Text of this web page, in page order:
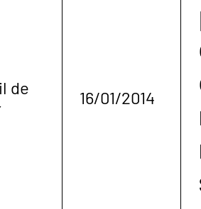
de
16/01/2014